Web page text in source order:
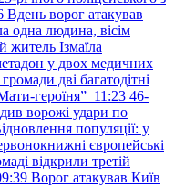
Вдень ворог атакував
одна людина, вісім
житель Ізмаїла
у двох медичних
дві багатодітні
героїня” 11:23 46-
ворожі удари по
популяції: у
європейські
відкрили третій
Ворог атакував Київ